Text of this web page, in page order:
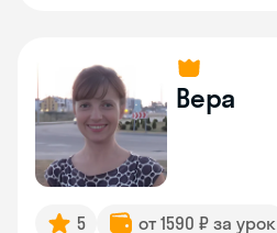
Вера
5 от 1590 ₽ за урок